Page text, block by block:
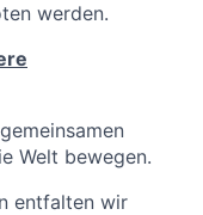
werden.
Welt bewegen.
entfalten wir